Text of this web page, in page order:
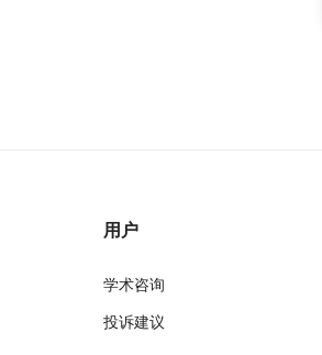
用户
学术咨询
投诉建议